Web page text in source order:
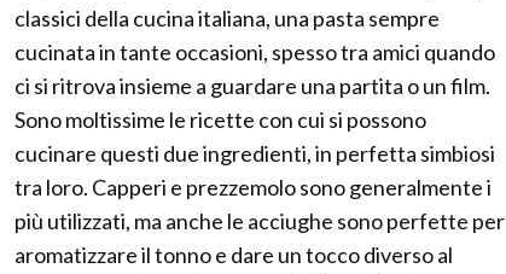
classici della cucina italiana, una pasta sempre
cucinata in tante occasioni, spesso tra amici quando
ci si ritrova insieme a guardare una partita o un film.
Sono moltissime le ricette con cui si possono
cucinare questi due ingredienti, in perfetta simbiosi
tra loro. Capperi e prezzemolo sono generalmente i
più utilizzati, ma anche le acciughe sono perfette per
aromatizzare il tonno e dare un tocco diverso al